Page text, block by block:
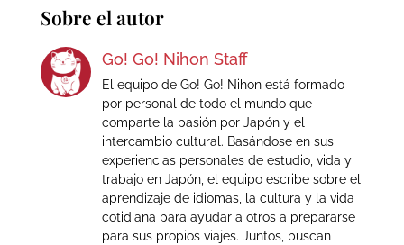
Sobre el autor
Go! Go! Nihon Staff
El equipo de Go! Go! Nihon está formado
por personal de todo el mundo que
comparte la pasión por Japón y el
intercambio cultural. Basándose en sus
experiencias personales de estudio, vida y
trabajo en Japón, el equipo escribe sobre el
aprendizaje de idiomas, la cultura y la vida
cotidiana para ayudar a otros a prepararse
para sus propios viajes. Juntos, buscan